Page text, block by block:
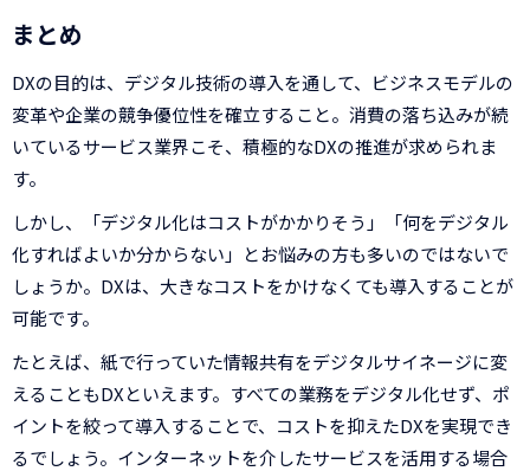
まとめ
DXの目的は、デジタル技術の導入を通して、ビジネスモデルの
変革や企業の競争優位性を確立すること。消費の落ち込みが続
いているサービス業界こそ、積極的なDXの推進が求められま
す。
しかし、「デジタル化はコストがかかりそう」「何をデジタル
化すればよいか分からない」とお悩みの方も多いのではないで
しょうか。DXは、大きなコストをかけなくても導入することが
可能です。
たとえば、紙で行っていた情報共有をデジタルサイネージに変
えることもDXといえます。すべての業務をデジタル化せず、ポ
イントを絞って導入することで、コストを抑えたDXを実現でき
るでしょう。インターネットを介したサービスを活用する場合